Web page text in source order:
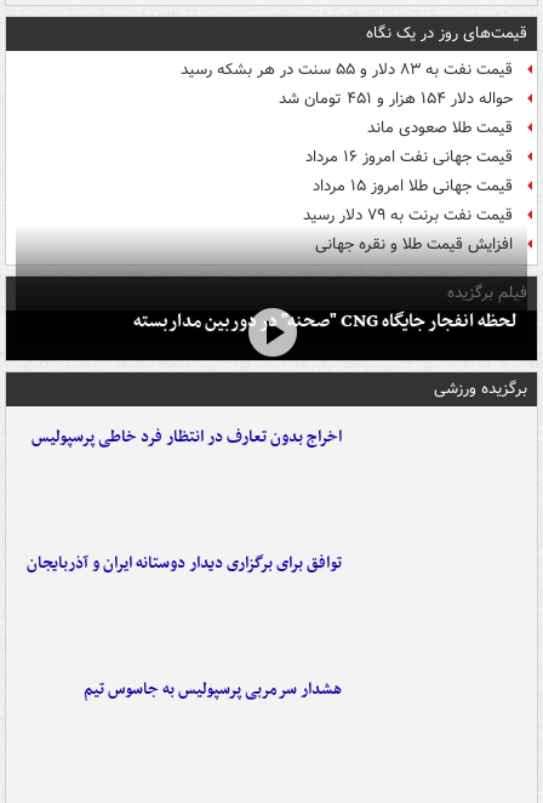
قیمت‌های روز در یک نگاه
قیمت نفت به ۸۳ دلار و ۵۵ سنت در هر بشکه رسید
حواله دلار ۱۵۴ هزار و ۴۵۱ تومان شد
قیمت طلا صعودی ماند
قیمت جهانی نفت امروز ۱۶ مرداد
قیمت جهانی طلا امروز ۱۵ مرداد
قیمت نفت برنت به ۷۹ دلار رسید
افزایش قیمت طلا و نقره جهانی
فیلم برگزیده
لحظه انفجار جایگاه CNG "صحنه" در دوربین مداربسته
برگزیده ورزشی
اخراج بدون تعارف در انتظار فرد خاطی پرسپولیس
توافق برای برگزاری دیدار دوستانه ایران و آذربایجان
هشدار سرمربی پرسپولیس به جاسوس تیم